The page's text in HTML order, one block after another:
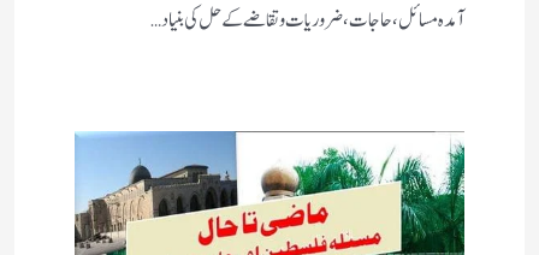
آمدہ مسائل ، حاجات ، ضروریات وتقاضے کے حل کی بنیاد…